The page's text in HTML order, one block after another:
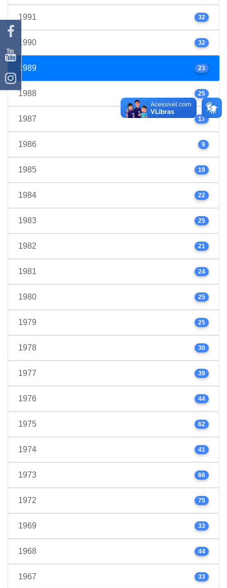
1991 32
1990 32
1989 23
1988 25
1987 17
1986 9
1985 19
1984 22
1983 25
1982 21
1981 24
1980 25
1979 25
1978 30
1977 39
1976 44
1975 62
1974 41
1973 66
1972 75
1969 33
1968 44
1967 33